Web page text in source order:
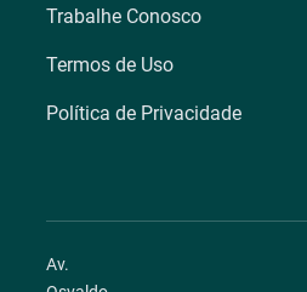
Trabalhe Conosco
Termos de Uso
Política de Privacidade
Av.